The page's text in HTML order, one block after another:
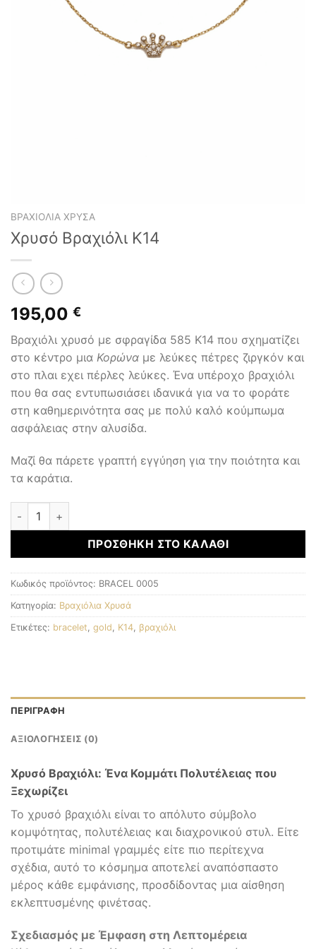
ΒΡΑΧΙΌΛΙΑ ΧΡΥΣΆ
Χρυσό Βραχιόλι Κ14
195,00 €
Βραχιόλι χρυσό με σφραγίδα 585 K14 που σχηματίζει
στο κέντρο μια Κορώνα με λεύκες πέτρες ζιργκόν και
στο πλαι εχει πέρλες λεύκες. Ένα υπέροχο βραχιόλι
που θα σας εντυπωσιάσει ιδανικά για να το φοράτε
στη καθημερινότητα σας με πολύ καλό κούμπωμα
ασφάλειας στην αλυσίδα.
Μαζί θα πάρετε γραπτή εγγύηση για την ποιότητα και
τα καράτια.
Χρυσό Βραχιόλι Κ14 ποσότητα
ΠΡΟΣΘΉΚΗ ΣΤΟ ΚΑΛΆΘΙ
Κωδικός προϊόντος: BRACEL 0005
Κατηγορία: Βραχιόλια Χρυσά
Ετικέτες: bracelet gold K14 βραχιόλι
ΠΕΡΙΓΡΑΦΉ
ΑΞΙΟΛΟΓΉΣΕΙΣ (0)
Χρυσό Βραχιόλι: Ένα Κομμάτι Πολυτέλειας που
Ξεχωρίζει
Το χρυσό βραχιόλι είναι το απόλυτο σύμβολο
κομψότητας, πολυτέλειας και διαχρονικού στυλ. Είτε
προτιμάτε minimal γραμμές είτε πιο περίτεχνα
σχέδια, αυτό το κόσμημα αποτελεί αναπόσπαστο
μέρος κάθε εμφάνισης, προσδίδοντας μια αίσθηση
εκλεπτυσμένης φινέτσας.
Σχεδιασμός με Έμφαση στη Λεπτομέρεια